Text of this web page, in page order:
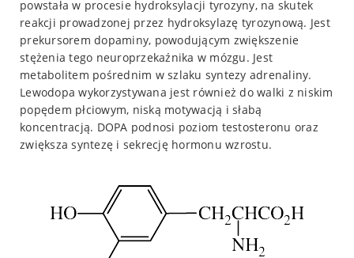
powstała w procesie hydroksylacji tyrozyny, na skutek
reakcji prowadzonej przez hydroksylazę tyrozynową. Jest
prekursorem dopaminy, powodującym zwiększenie
stężenia tego neuroprzekaźnika w mózgu. Jest
metabolitem pośrednim w szlaku syntezy adrenaliny.
Lewodopa wykorzystywana jest również do walki z niskim
popędem płciowym, niską motywacją i słabą
koncentracją. DOPA podnosi poziom testosteronu oraz
zwiększa syntezę i sekrecję hormonu wzrostu.